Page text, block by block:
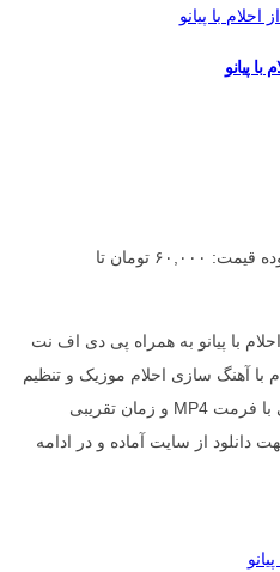
پیانو
محدوده قیمت: ۶۰,۰۰۰ تومان تا
با پیانو به همراه پی دی اف نت
با آهنگ سازی احلام موزیک و تنظیم
گروه نت دونی در یک ویدیو آموزشی با فرمت MP4 و زمان تقریبی
جهت دانلود از سایت آماده و در ادامه